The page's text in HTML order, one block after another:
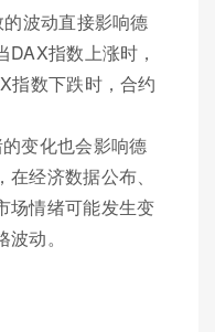
波动直接影响德
指数上涨时，
指数下跌时，合约
变化也会影响德
经济数据公布、
场情绪可能发生变
动。